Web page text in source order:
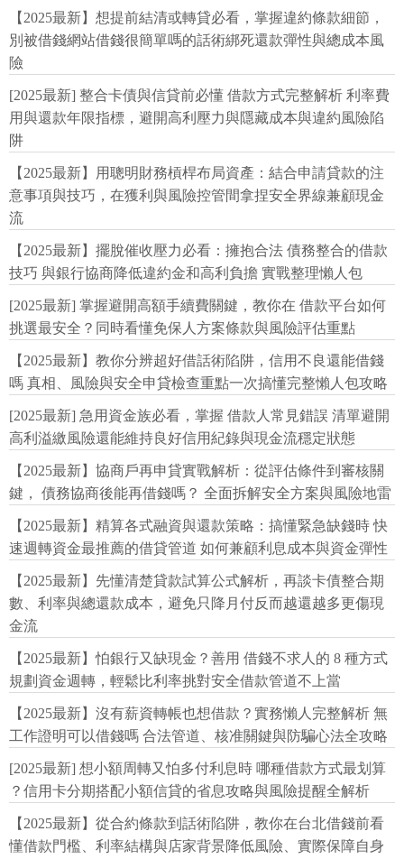
【2025最新】想提前結清或轉貸必看，掌握違約條款細節，
別被借錢網站借錢很簡單嗎的話術綁死還款彈性與總成本風
險
[2025最新] 整合卡債與信貸前必懂 借款方式完整解析 利率費
用與還款年限指標，避開高利壓力與隱藏成本與違約風險陷
阱
【2025最新】用聰明財務槓桿布局資產：結合申請貸款的注
意事項與技巧，在獲利與風險控管間拿捏安全界線兼顧現金
流
【2025最新】擺脫催收壓力必看：擁抱合法 債務整合的借款
技巧 與銀行協商降低違約金和高利負擔 實戰整理懶人包
[2025最新] 掌握避開高額手續費關鍵，教你在 借款平台如何
挑選最安全？同時看懂免保人方案條款與風險評估重點
【2025最新】教你分辨超好借話術陷阱，信用不良還能借錢
嗎 真相、風險與安全申貸檢查重點一次搞懂完整懶人包攻略
[2025最新] 急用資金族必看，掌握 借款人常見錯誤 清單避開
高利溢繳風險還能維持良好信用紀錄與現金流穩定狀態
【2025最新】協商戶再申貸實戰解析：從評估條件到審核關
鍵， 債務協商後能再借錢嗎？ 全面拆解安全方案與風險地雷
【2025最新】精算各式融資與還款策略：搞懂緊急缺錢時 快
速週轉資金最推薦的借貸管道 如何兼顧利息成本與資金彈性
【2025最新】先懂清楚貸款試算公式解析，再談卡債整合期
數、利率與總還款成本，避免只降月付反而越還越多更傷現
金流
【2025最新】怕銀行又缺現金？善用 借錢不求人的 8 種方式
規劃資金週轉，輕鬆比利率挑對安全借款管道不上當
【2025最新】沒有薪資轉帳也想借款？實務懶人完整解析 無
工作證明可以借錢嗎 合法管道、核准關鍵與防騙心法全攻略
[2025最新] 想小額周轉又怕多付利息時 哪種借款方式最划算
？信用卡分期搭配小額信貸的省息攻略與風險提醒全解析
【2025最新】從合約條款到話術陷阱，教你在台北借錢前看
懂借款門檻、利率結構與店家背景降低風險、實際保障自身